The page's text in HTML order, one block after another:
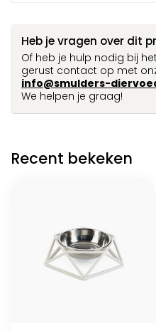
Heb je vragen over dit
Of heb je hulp nodig bij
gerust contact op met
info@smulders-
We helpen je graag!
Recent bekeken